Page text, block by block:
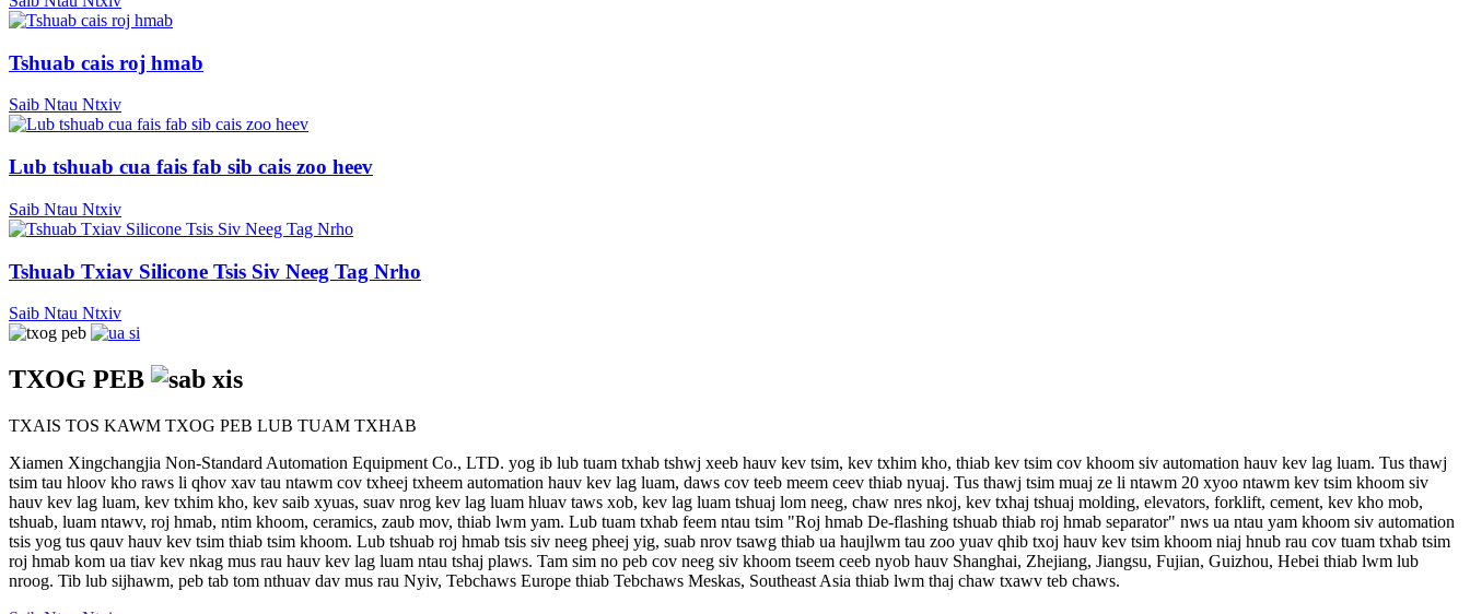
Tshuab cais roj hmab
Saib Ntau Ntxiv
Lub tshuab cua fais fab sib cais zoo heev
Saib Ntau Ntxiv
Tshuab Txiav Silicone Tsis Siv Neeg Tag Nrho
Saib Ntau Ntxiv
TXOG PEB
TXAIS TOS KAWM TXOG PEB LUB TUAM TXHAB
Xiamen Xingchangjia Non-Standard Automation Equipment Co., LTD. yog ib lub tuam txhab tshwj xeeb hauv kev tsim, kev txhim kho, thiab kev tsim cov khoom siv automation hauv kev lag luam. Tus thawj
tsim tau hloov kho raws li qhov xav tau ntawm cov txheej txheem automation hauv kev lag luam, daws cov teeb meem ceev thiab nyuaj. Tus thawj tsim muaj ze li ntawm 20 xyoo ntawm kev tsim khoom siv
hauv kev lag luam, kev txhim kho, kev saib xyuas, suav nrog kev lag luam hluav taws xob, kev lag luam tshuaj lom neeg, chaw nres nkoj, kev txhaj tshuaj molding, elevators, forklift, cement, kev kho mob,
tshuab, luam ntawv, roj hmab, ntim khoom, ceramics, zaub mov, thiab lwm yam. Lub tuam txhab feem ntau tsim "Roj hmab De-flashing tshuab thiab roj hmab separator" nws ua ntau yam khoom siv automation
tsis yog tus qauv hauv kev tsim thiab tsim khoom. Lub tshuab roj hmab tsis siv neeg pheej yig, suab nrov tsawg thiab ua haujlwm tau zoo yuav qhib txoj hauv kev tsim khoom niaj hnub rau cov tuam txhab tsim
roj hmab kom ua tiav kev nkag mus rau hauv kev lag luam ntau tshaj plaws. Tam sim no peb cov neeg siv khoom tseem ceeb nyob hauv Shanghai, Zhejiang, Jiangsu, Fujian, Guizhou, Hebei thiab lwm lub
nroog. Tib lub sijhawm, peb tab tom nthuav dav mus rau Nyiv, Tebchaws Europe thiab Tebchaws Meskas, Southeast Asia thiab lwm thaj chaw txawv teb chaws.